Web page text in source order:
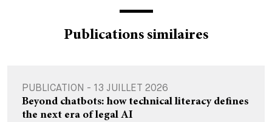
Publications similaires
PUBLICATION - 13 JUILLET 2026
Beyond chatbots: how technical literacy defines
the next era of legal AI